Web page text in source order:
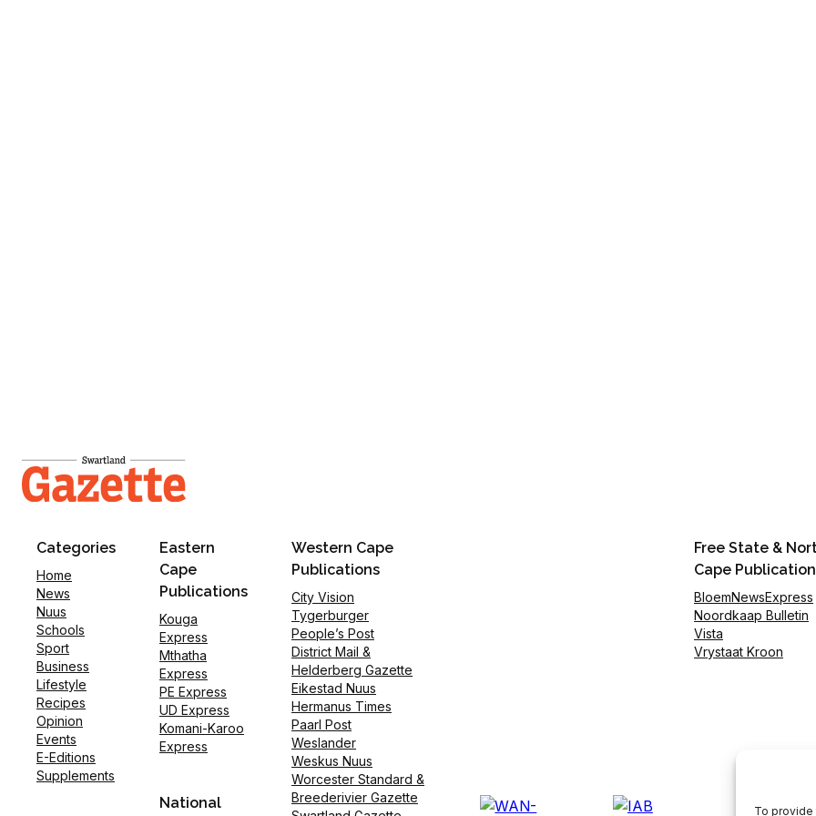
To
Categories
Home
News
Nuus
Schools
Sport
Business
Lifestyle
Recipes
Opinion
Events
E-Editions
Supplements
Eastern
Cape
Publications
Kouga
Express
Mthatha
Express
PE Express
UD Express
Komani-Karoo
Express
National
Western Cape
Publications
City Vision
Tygerburger
People’s Post
District Mail &
Helderberg Gazette
Eikestad Nuus
Hermanus Times
Paarl Post
Weslander
Weskus Nuus
Worcester Standard &
Breederivier Gazette
Free State &
Cape
BloemNewsExpress
Noordkaap Bulletin
Vista
Vrystaat Kroon